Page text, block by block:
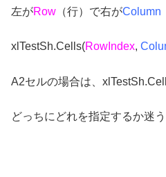
左がRow （行）で右がColumn
xlTestSh.Cells(RowIndex,
A2セルの場合は、
どっちにどれを指定するか迷う